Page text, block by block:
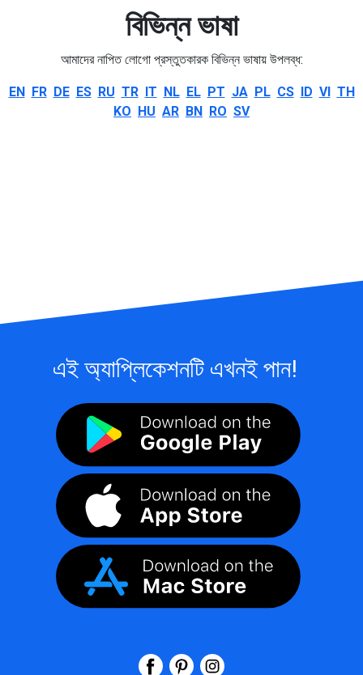
বিভিন্ন ভাষা
আমাদের নাপিত লোগো প্রস্তুতকারক বিভিন্ন ভাষায় উপলব্ধ:
EN FR DE ES RU TR IT NL EL PT JA PL CS ID VI TH
KO HU AR BN RO SV
এই অ্যাপ্লিকেশনটি এখনই পান!